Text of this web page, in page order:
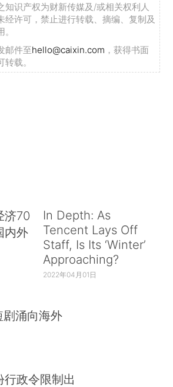
知识产权为财新传媒及/或相关权利人
经许可，禁止进行转载、摘编、复制及
邮件至hello@caixin.com ，获得书面
载。
济70
内外
In Depth: As
Tencent Lays Off
Staff, Is Its ‘Winter’
Approaching?
2022年04月01日
剧涌向海外
政令限制出